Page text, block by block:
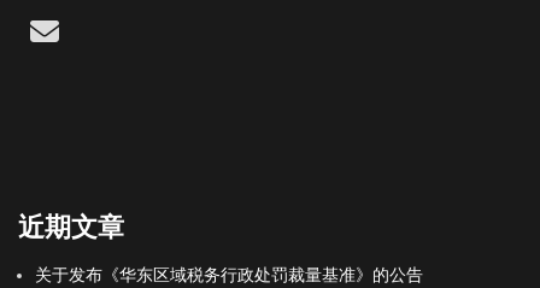
Email
近期文章
关于发布《华东区域税务行政处罚裁量基准》的公告